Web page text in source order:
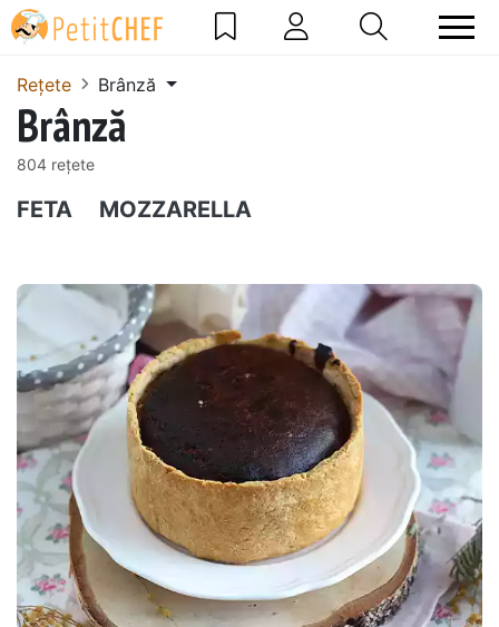
Rețete Brânză
Brânză
804 rețete
FETA MOZZARELLA